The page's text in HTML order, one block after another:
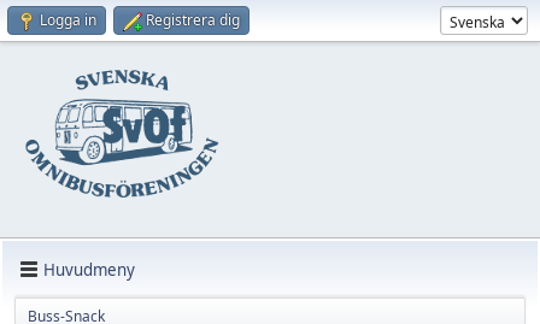
Logga in Registrera dig
Huvudmeny
Buss-Snack